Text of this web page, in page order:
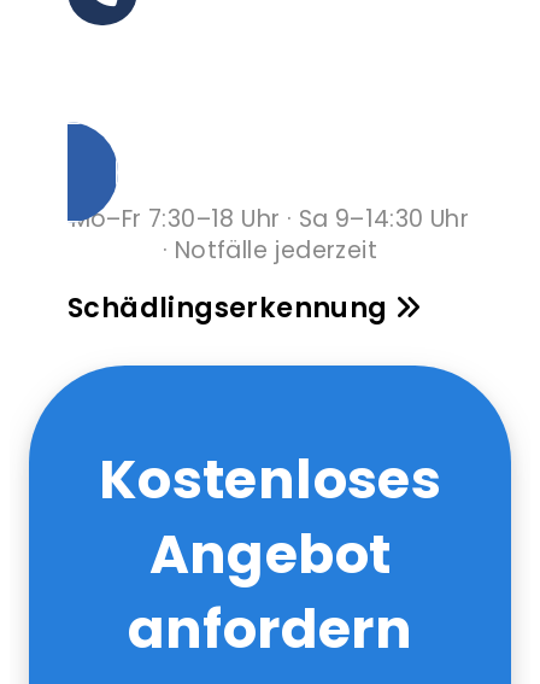
Mo–Fr 7:30–18 Uhr · Sa 9–14:30 Uhr
· Notfälle jederzeit
Schädlingserkennung
Kostenloses
Angebot
anfordern